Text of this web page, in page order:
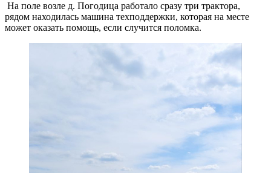
На поле возле д. Погодица работало сразу три трактора,
рядом находилась машина техподдержки, которая на месте
может оказать помощь, если случится поломка.